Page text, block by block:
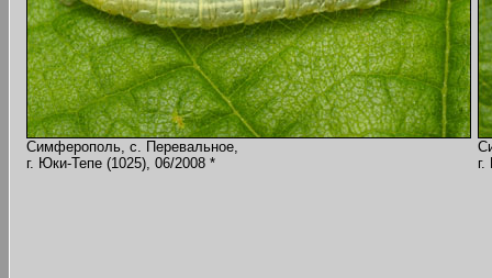
Симферополь, с. Перевальное,
г. Юки-Тепе (1025), 06/2008 *